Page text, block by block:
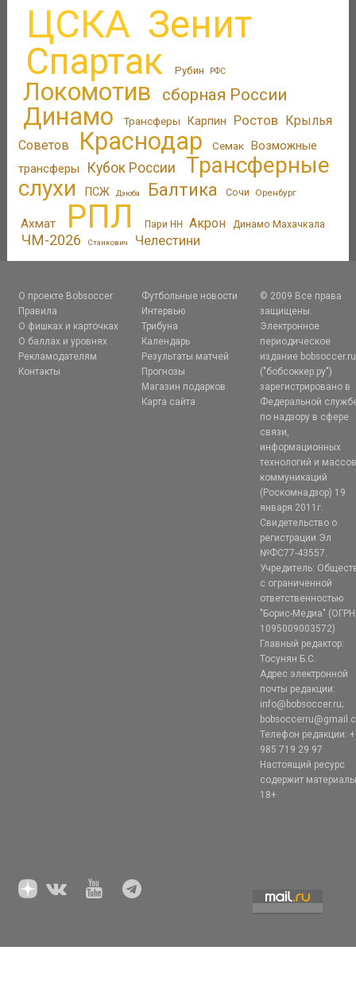
ЦСКА Зенит
Спартак Рубин РФС
Локомотив сборная России
Динамо Трансферы Карпин Ростов Крылья
Советов
Краснодар Семак Возможные
трансферы
Кубок России
Трансферные
слухи
ПСЖ Дзюба Балтика Сочи Оренбург
Ахмат РПЛ Пари НН Акрон Динамо Махачкала
ЧМ-2026 Станкович Челестини
О проекте Bobsoccer
Правила
О фишках и карточках
О баллах и уровнях
Рекламодателям
Контакты
Футбольные новости
Интервью
Трибуна
Календарь
Результаты матчей
Прогнозы
Магазин подарков
Карта сайта
© 2009 Все права
защищены.
Электронное
периодическое
издание bobsoccer.ru
("бобсоккер.ру")
зарегистрировано в
Федеральной
по надзору в сфере
связи,
информационных
технологий и
коммуникаций
(Роскомнадзор) 19
января 2011г.
Свидетельство о
регистрации Эл
№ФС77-43557.
Учредитель:
с ограниченной
ответственностью
"Борис-Медиа" (ОГРН
1095009003572)
Главный редактор:
Тосунян Б.С.
Адрес электронной
почты редакции:
info@bobsoccer.ru;
Телефон редакции:
985 719 29 97
Настоящий ресурс
содержит
18+